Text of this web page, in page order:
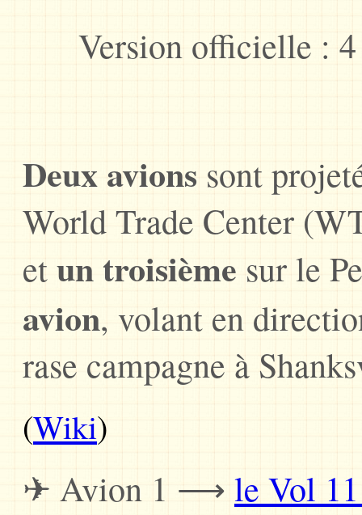
Version officielle :
Deux avions sont
World Trade Center
etun troisième sur le
avion, volant en
rase campagne à
(Wiki)
✈ Avion 1 ⟶ le Vol